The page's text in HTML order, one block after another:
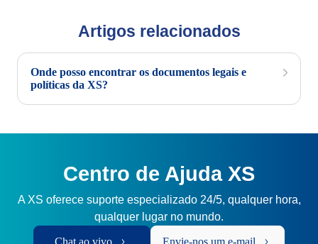
Artigos relacionados
Onde posso encontrar os documentos legais e
políticas da XS?
Centro de Ajuda XS
A XS oferece suporte especializado 24/5, qualquer hora,
qualquer lugar no mundo.
Chat ao vivo Envie-nos um e-mail